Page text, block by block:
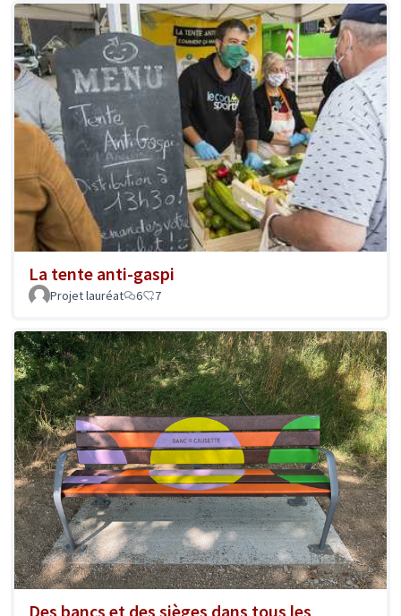
La tente anti-gaspi
Projet lauréat 6 7
Des bancs et des sièges dans tous les